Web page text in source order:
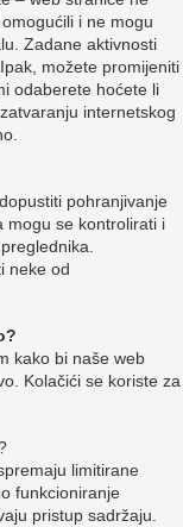
i ne mogu
Zadane aktivnosti
možete promijeniti
odaberete hoćete li
internetskog
pohranjivanje
mogu se kontrolirati i
neke od
kako bi naše web
Kolačići se koriste za
limitirane
funkcioniranje
pristup sadržaju.